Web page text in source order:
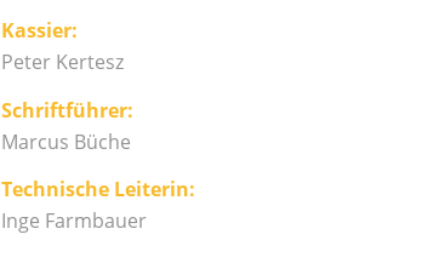
Kassier:
Peter Kertesz
Schriftführer:
Marcus Büche
Technische Leiterin:
Inge Farmbauer